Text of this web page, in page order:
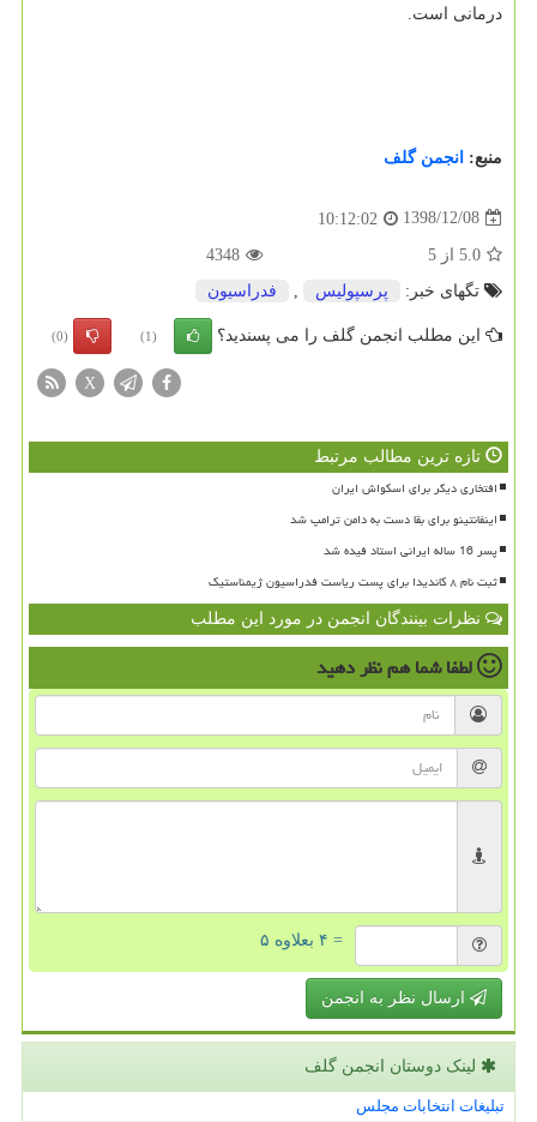
درمانی است.
منبع: انجمن گلف
1398/12/08
10:12:02
5.0 از 5
4348
تگهای خبر:
پرسپولیس فدراسیون
این مطلب انجمن گلف را می پسندید؟ (1)
(0)
X
تازه ترین مطالب مرتبط
افتخاری دیگر برای اسکواش ایران
اینفانتینو برای بقا دست به دامن ترامپ شد
پسر 16 ساله ایرانی استاد فیده شد
ثبت نام ۸ کاندیدا برای پست ریاست فدراسیون ژیمناستیک
نظرات بینندگان انجمن در مورد این مطلب
لطفا شما همنظر دهید
= ۴ بعلاوه ۵
ارسال نظر به انجمن
لینک دوستان انجمن گلف
تبلیغات انتخابات مجلس